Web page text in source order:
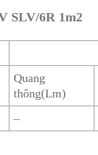
SLV/6R 1m2
Quang
thông(Lm)
–